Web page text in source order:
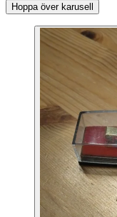
Hoppa över karusell